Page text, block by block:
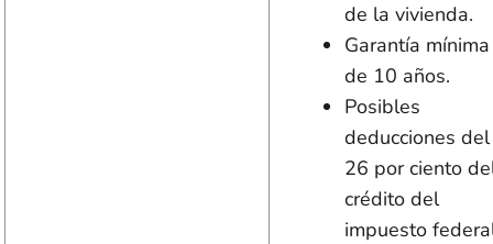
de la vivienda.
Garantía mínima
de 10 años.
Posibles
deducciones del
26 por ciento
crédito del
impuesto